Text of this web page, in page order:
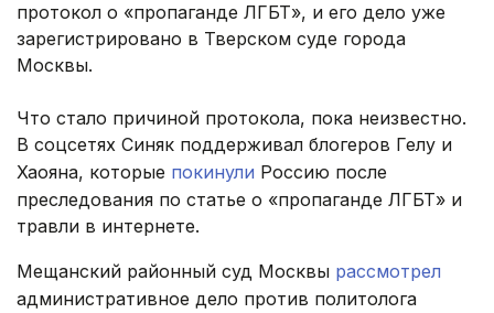
протокол о «пропаганде ЛГБТ», и его дело уже
зарегистрировано в Тверском суде города
Москвы.
Что стало причиной протокола, пока неизвестно.
В соцсетях Синяк поддерживал блогеров Гелу и
Хаояна, которые покинули Россию после
преследования по статье о «пропаганде ЛГБТ» и
травли в интернете.
Мещанский районный суд Москвы рассмотрел
административное дело против политолога